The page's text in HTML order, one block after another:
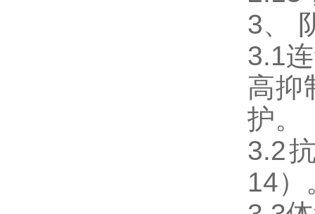
3、
3.1
高抑
护。
3.2
14）